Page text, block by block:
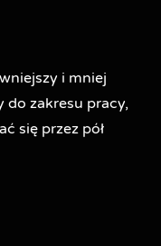
i mniej
do zakresu pracy,
się przez pół